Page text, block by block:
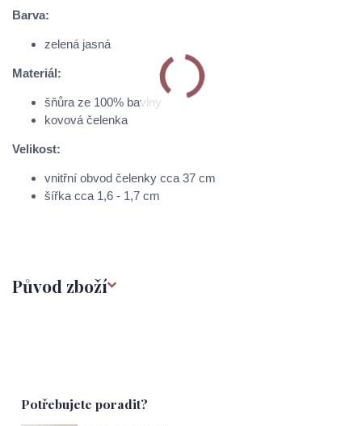
Barva:
zelená jasná
Materiál:
šňůra ze 100% bavlny
kovová čelenka
Velikost:
vnitřní obvod čelenky cca 37 cm
šířka cca 1,6 - 1,7 cm
Původ zboží
Potřebujete poradit?